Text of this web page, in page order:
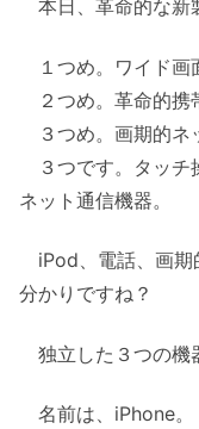
本日、革命的な新
１つめ。ワイド画
２つめ。革命的携
３つめ。画期的ネ
３つです。タッチ
ネット通信機器。
iPod、電話、画期
分かりですね？
独立した３つの機
名前は、iPhone。